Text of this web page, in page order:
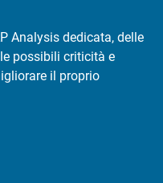
Analysis dedicata, delle
possibili criticità e
il proprio